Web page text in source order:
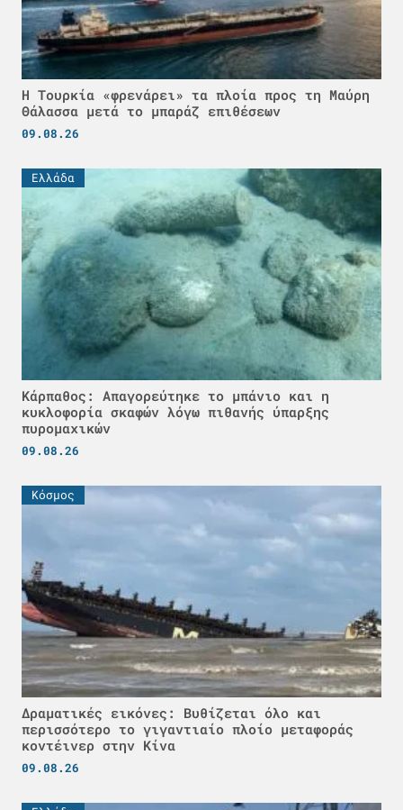
Η Τουρκία «φρενάρει» τα πλοία προς τη Μαύρη
Θάλασσα μετά το μπαράζ επιθέσεων
09.08.26
Ελλάδα
Κάρπαθος: Απαγορεύτηκε το μπάνιο και η
κυκλοφορία σκαφών λόγω πιθανής ύπαρξης
πυρομαχικών
09.08.26
Κόσμος
Δραματικές εικόνες: Βυθίζεται όλο και
περισσότερο το γιγαντιαίο πλοίο μεταφοράς
κοντέινερ στην Κίνα
09.08.26